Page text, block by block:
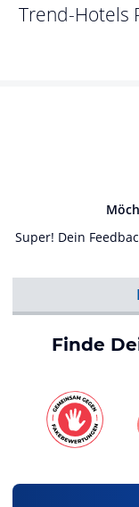
Trend-Hotels
Super! Dein
Finde